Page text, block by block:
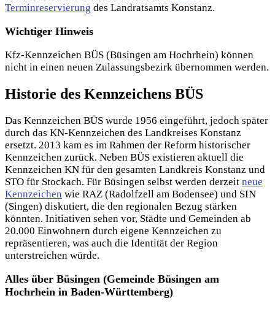
Terminreservierung des Landratsamts Konstanz.
Wichtiger Hinweis
Kfz-Kennzeichen BÜS (Büsingen am Hochrhein) können
nicht in einen neuen Zulassungsbezirk übernommen werden.
Historie des Kennzeichens BÜS
Das Kennzeichen BÜS wurde 1956 eingeführt, jedoch später
durch das KN-Kennzeichen des Landkreises Konstanz
ersetzt. 2013 kam es im Rahmen der Reform historischer
Kennzeichen zurück. Neben BÜS existieren aktuell die
Kennzeichen KN für den gesamten Landkreis Konstanz und
STO für Stockach. Für Büsingen selbst werden derzeit neue
Kennzeichen wie RAZ (Radolfzell am Bodensee) und SIN
(Singen) diskutiert, die den regionalen Bezug stärken
könnten. Initiativen sehen vor, Städte und Gemeinden ab
20.000 Einwohnern durch eigene Kennzeichen zu
repräsentieren, was auch die Identität der Region
unterstreichen würde.
Alles über Büsingen (Gemeinde Büsingen am
Hochrhein in Baden-Württemberg)